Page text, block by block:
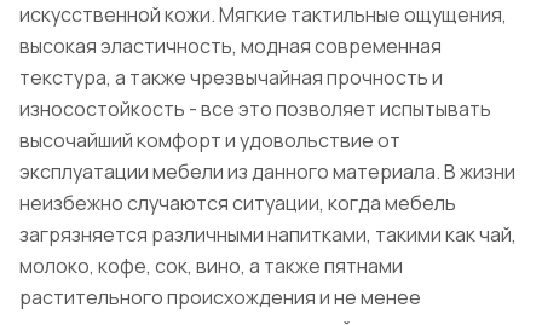
искусственной кожи. Мягкие тактильные ощущения,
высокая эластичность, модная современная
текстура, а также чрезвычайная прочность и
износостойкость - все это позволяет испытывать
высочайший комфорт и удовольствие от
эксплуатации мебели из данного материала. В жизни
неизбежно случаются ситуации, когда мебель
загрязняется различными напитками, такими как чай,
молоко, кофе, сок, вино, а также пятнами
растительного происхождения и не менее